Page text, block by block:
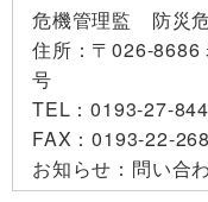
危機管理監 防災
住所： 〒026-8686
号
TEL：0193-27-
FAX：0193-22-
お知らせ： 問い合